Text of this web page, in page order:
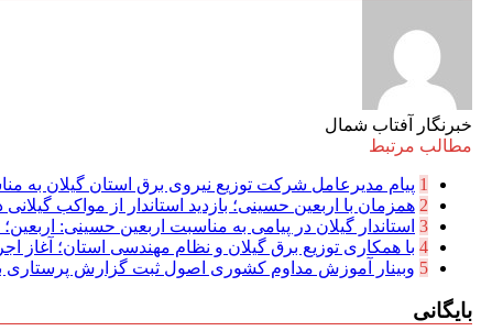
خبرنگار آفتاب شمال
مطالب مرتبط
1 پیام مدیرعامل شركت توزیع نیروی برق استان گیلان به
2 همزمان با اربعین حسینی؛ بازدید استاندار از مواکب گیلانی
3 استاندار گیلان در پیامی به مناسبت اربعین حسینی: اربعین؛
4 با همکاری توزیع برق گیلان و نظام مهندسی استان؛ آغاز
5 وبینار آموزش مداوم کشوری اصول ثبت گزارش پرستاری
بایگانی